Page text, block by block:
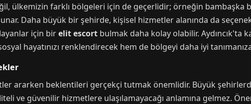
ülkemizin farklı bölgeleri için de geçerlidir; örneğin bambaşka
Daha büyük bir şehirde, kişisel hizmetler alanında da
için birelit escort bulmak daha kolay olabilir. Aydıncık'ta
hayatınızı renklendirecek hem de bölgeyi daha iyi
ararken beklentileri gerçekçi tutmak önemlidir. Büyük
ve güvenilir hizmetlere ulaşılamayacağı anlamına gelmez.